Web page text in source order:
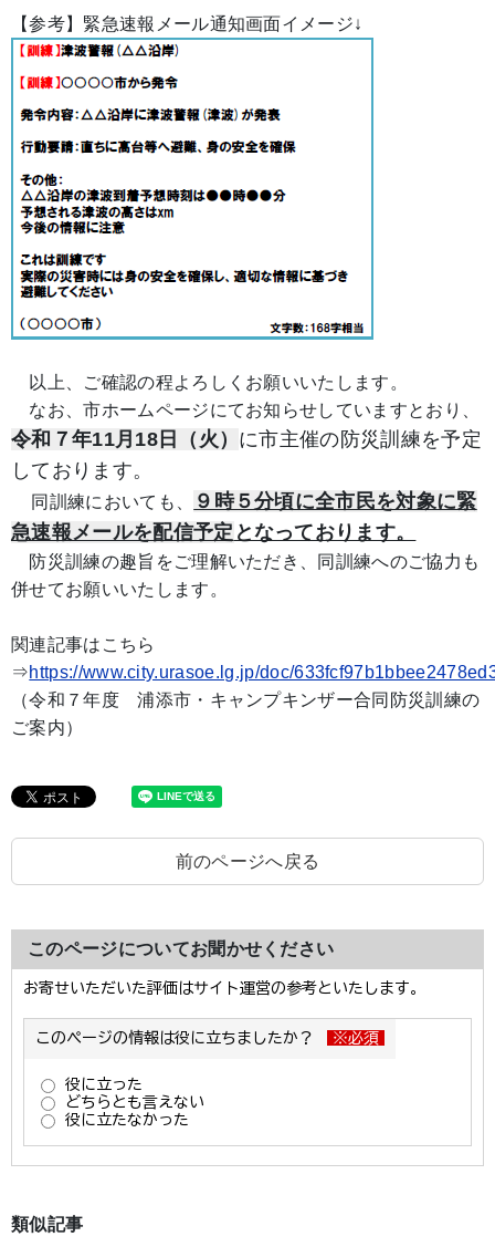
【参考】緊急速報メール通知画面イメージ↓
以上、ご確認の程よろしくお願いいたします。
なお、市ホームページにてお知らせしていますとおり、
令和７年11月18日（火） に市主催の防災訓練を予定
しております。
同訓練においても、
９時５分頃に全市民を対象に緊
急速報メールを配信予定 となっております。
防災訓練の趣旨をご理解いただき、同訓練へのご協力も
併せてお願いいたします。
関連記事はこちら
⇒https://www.city.urasoe.lg.jp/doc/
（令和７年度 浦添市・キャンプキンザー合同防災訓練の
ご案内）
前のページへ戻る
このページについてお聞かせください
類似記事